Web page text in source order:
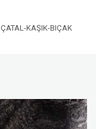
ÇATAL-KAŞIK-BIÇAK